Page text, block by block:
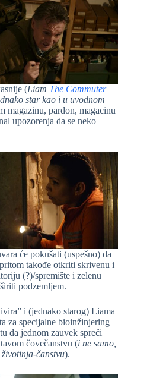
(Liam The Commuter
star kao i u uvodnom
magazinu, pardon, magacinu
upozorenja da se neko
će pokušati (uspešno) da
takođe otkriti skrivenu i
(?)/spremište i zelenu
podzemljem.
i (jednako starog) Liama
za specijalne bioinžinjering
da jednom zauvek spreči
čovečanstvu (i ne samo,
životinja-čanstvu).